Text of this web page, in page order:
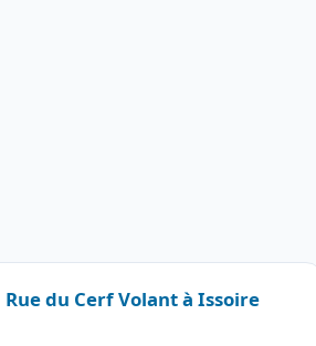
du Cerf Volant à Issoire